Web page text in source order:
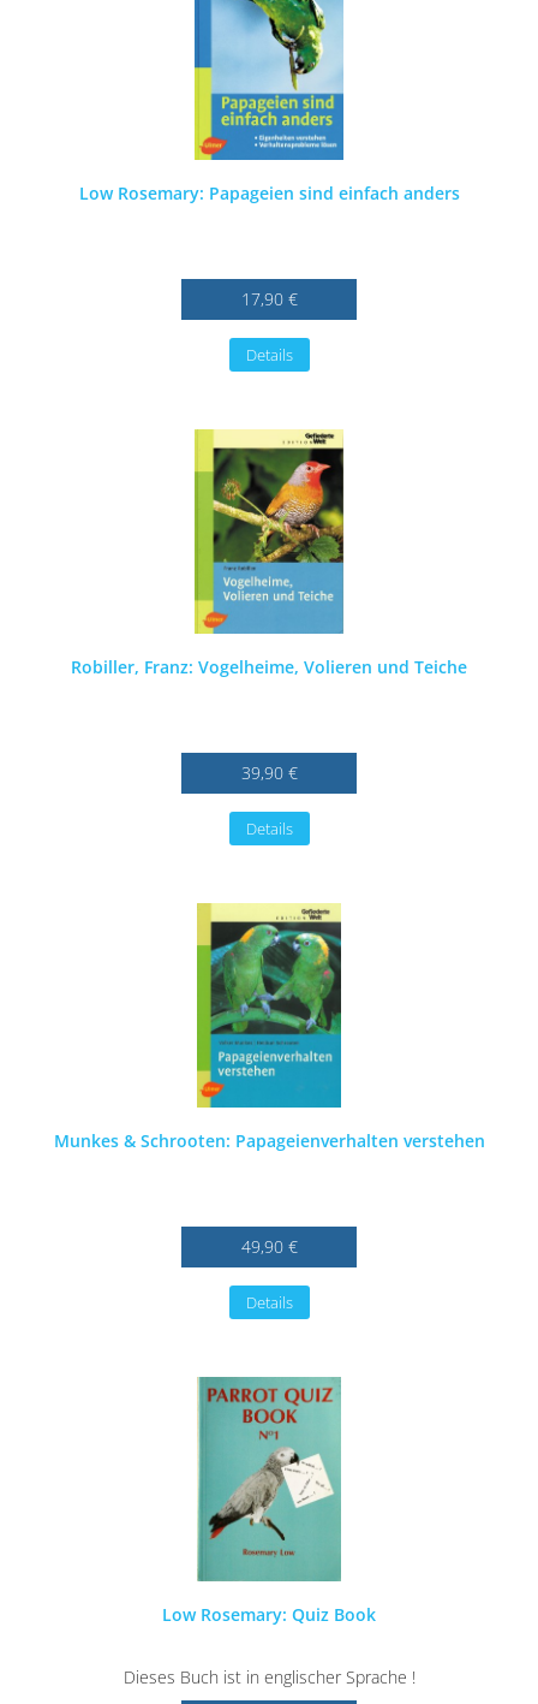
Low Rosemary: Papageien sind einfach anders
17,90 €
Details
Robiller, Franz: Vogelheime, Volieren und Teiche
39,90 €
Details
Munkes & Schrooten: Papageienverhalten verstehen
49,90 €
Details
Low Rosemary: Quiz Book
Dieses Buch ist in englischer Sprache !